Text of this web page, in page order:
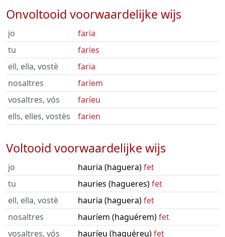
Onvoltooid voorwaardelijke wijs
jo
faria
tu
faries
ell, ella, vostè
faria
nosaltres
faríem
vosaltres, vós
faríeu
ells, elles, vostès
farien
Voltooid voorwaardelijke wijs
jo hauria (haguera)fet
tu
hauries (hagueres)fet
ell, ella, vostè
hauria (haguera)fet
nosaltres
hauríem (haguérem)fet
vosaltres, vós
hauríeu (haguéreu)fet